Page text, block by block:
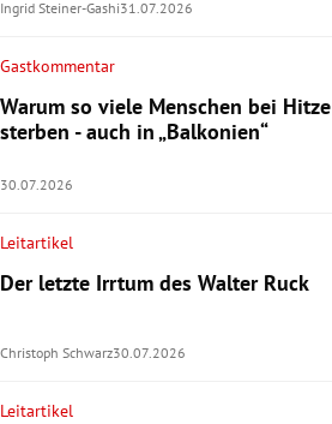
Ingrid Steiner-Gashi31.07.2026
Gastkommentar
Warum so viele Menschen bei Hitze
sterben - auch in „Balkonien“
30.07.2026
Leitartikel
Der letzte Irrtum des Walter Ruck
Christoph Schwarz30.07.2026
Leitartikel